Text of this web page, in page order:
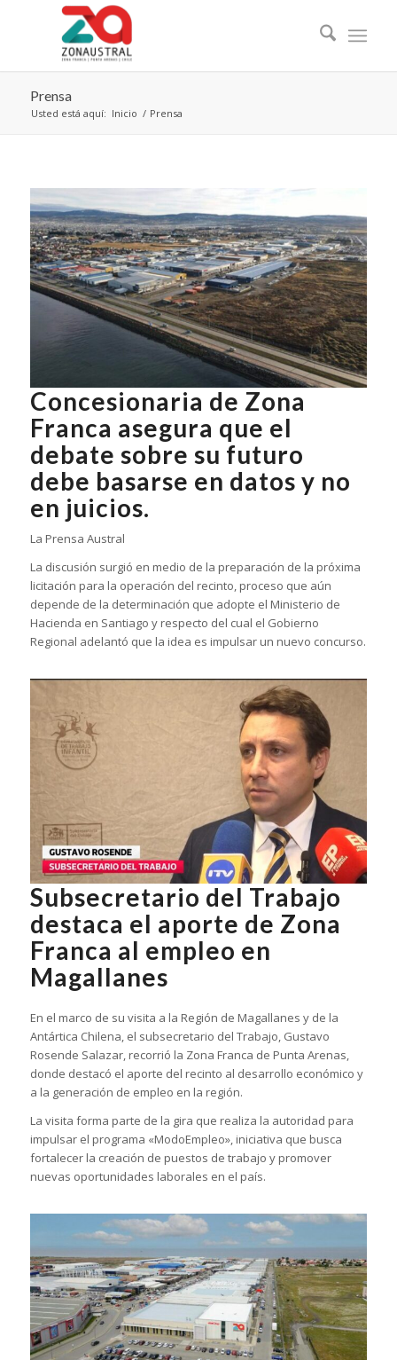
Prensa
Usted está aquí: Inicio / Prensa
Concesionaria de Zona
Franca asegura que el
debate sobre su futuro
debe basarse en datos y no
en juicios.
La Prensa Austral
La discusión surgió en medio de la preparación de la próxima
licitación para la operación del recinto, proceso que aún
depende de la determinación que adopte el Ministerio de
Hacienda en Santiago y respecto del cual el Gobierno
Regional adelantó que la idea es impulsar un nuevo concurso.
Subsecretario del Trabajo
destaca el aporte de Zona
Franca al empleo en
Magallanes
En el marco de su visita a la Región de Magallanes y de la
Antártica Chilena, el subsecretario del Trabajo, Gustavo
Rosende Salazar, recorrió la Zona Franca de Punta Arenas,
donde destacó el aporte del recinto al desarrollo económico y
a la generación de empleo en la región.
La visita forma parte de la gira que realiza la autoridad para
impulsar el programa «ModoEmpleo», iniciativa que busca
fortalecer la creación de puestos de trabajo y promover
nuevas oportunidades laborales en el país.